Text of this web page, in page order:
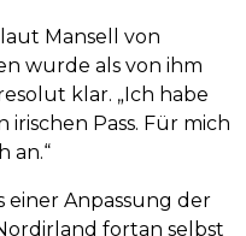
Mansell von
wurde als von ihm
klar. „Ich habe
Pass. Für mich
an.“
Anpassung der
fortan selbst